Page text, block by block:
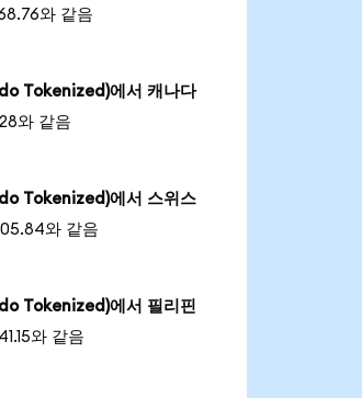
와 같음
Tokenized)에서 캐나다
와 같음
Tokenized)에서 스위스
와 같음
Tokenized)에서 필리핀
와 같음